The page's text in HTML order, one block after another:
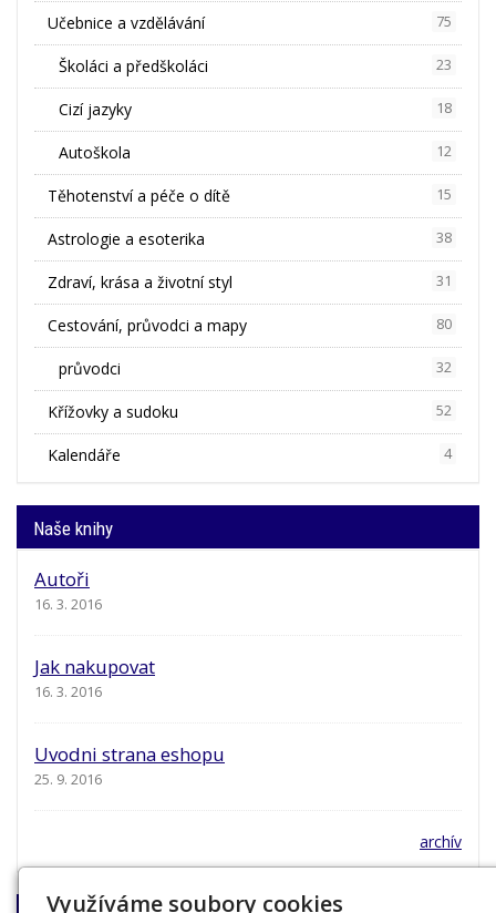
Učebnice a vzdělávání 75
Školáci a předškoláci 23
Cizí jazyky 18
Autoškola 12
Těhotenství a péče o dítě 15
Astrologie a esoterika 38
Zdraví, krása a životní styl 31
Cestování, průvodci a mapy 80
průvodci 32
Křížovky a sudoku 52
Kalendáře 4
Naše knihy
Autoři
16. 3. 2016
Jak nakupovat
16. 3. 2016
Uvodni strana eshopu
25. 9. 2016
archív
Využíváme soubory cookies